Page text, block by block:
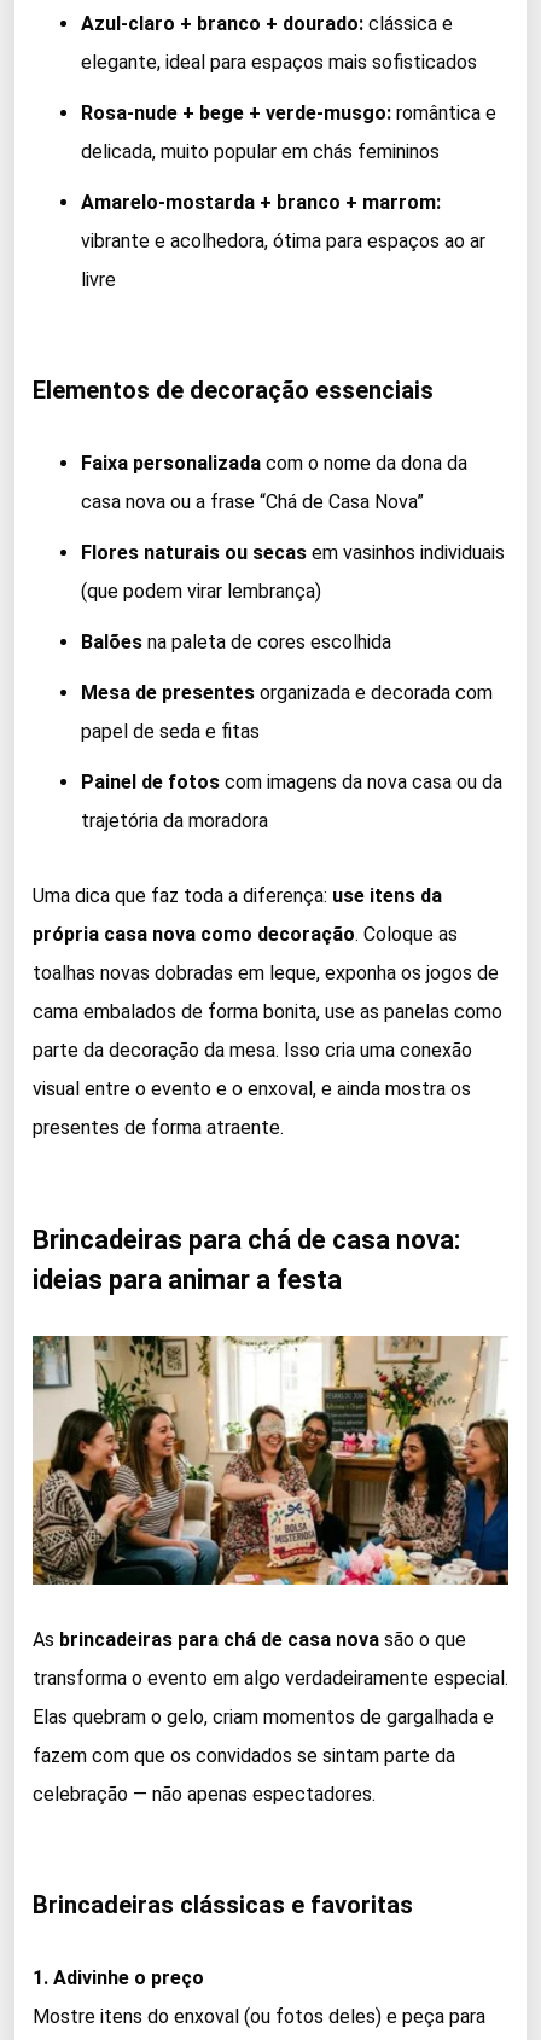
Azul-claro + branco + dourado: clássica e
elegante, ideal para espaços mais sofisticados
Rosa-nude + bege + verde-musgo: romântica e
delicada, muito popular em chás femininos
Amarelo-mostarda + branco + marrom:
vibrante e acolhedora, ótima para espaços ao ar
livre
Elementos de decoração essenciais
Faixa personalizada com o nome da dona da
casa nova ou a frase “Chá de Casa Nova”
Flores naturais ou secas em vasinhos individuais
(que podem virar lembrança)
Balões na paleta de cores escolhida
Mesa de presentes organizada e decorada com
papel de seda e fitas
Painel de fotos com imagens da nova casa ou da
trajetória da moradora
Uma dica que faz toda a diferença: use itens da
própria casa nova como decoração. Coloque as
toalhas novas dobradas em leque, exponha os jogos de
cama embalados de forma bonita, use as panelas como
parte da decoração da mesa. Isso cria uma conexão
visual entre o evento e o enxoval, e ainda mostra os
presentes de forma atraente.
Brincadeiras para chá de casa nova:
ideias para animar a festa
As brincadeiras para chá de casa nova são o que
transforma o evento em algo verdadeiramente especial.
Elas quebram o gelo, criam momentos de gargalhada e
fazem com que os convidados se sintam parte da
celebração — não apenas espectadores.
Brincadeiras clássicas e favoritas
1. Adivinhe o preço
Mostre itens do enxoval (ou fotos deles) e peça para